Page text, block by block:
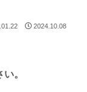
2024.10.08
。